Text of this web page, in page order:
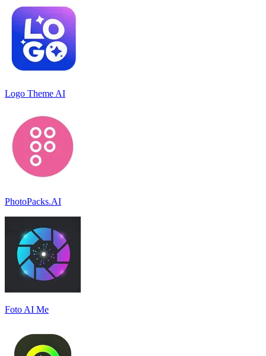
Logo Theme AI
PhotoPacks.AI
Foto AI Me